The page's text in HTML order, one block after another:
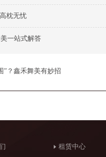
枕无忧
一站式解答
”？鑫禾舞美有妙招
租赁中心